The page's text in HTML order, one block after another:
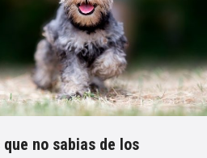
no sabias de los